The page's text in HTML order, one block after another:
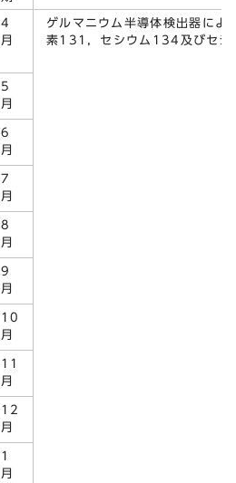
4
月
ゲルマニウム半導体検出器によ
素131，セシウム134及びセシ
5
月
6
月
7
月
8
月
9
月
10
月
11
月
12
月
1
月